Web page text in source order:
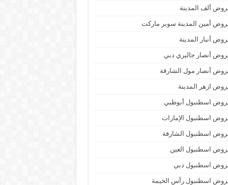
ألف المدينة
أمين المدينة سوبر ماركت
أنبار المدينة
أنصار جاليري دبي
أنصار مول الشارقة
ازهر المدينة
اسطنبول أبوظبي
اسطنبول الإمارات
اسطنبول الشارقة
اسطنبول العين
اسطنبول دبي
اسطنبول رأس الخيمة